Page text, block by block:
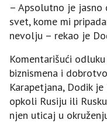
– Apsolutno je jasno
svet, kome mi
nevolju – rekao je
Komentarišući
biznismena i
Karapetjana, Dodik
opkoli Rusiju ili
njen uticaj u